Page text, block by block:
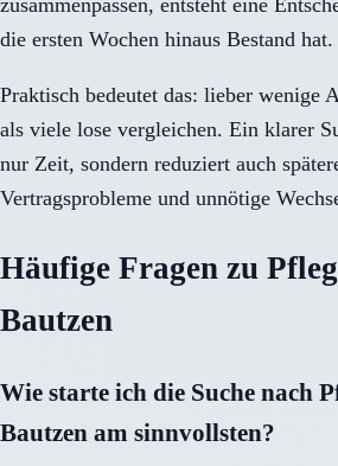
die ersten Wochen hinaus Bestand hat.
Praktisch bedeutet das: lieber wenige
als viele lose vergleichen. Ein klarer
nur Zeit, sondern reduziert auch
Vertragsprobleme und unnötige
Häufige Fragen zu
Bautzen
Wie starte ich die Suche nach
Bautzen am sinnvollsten?